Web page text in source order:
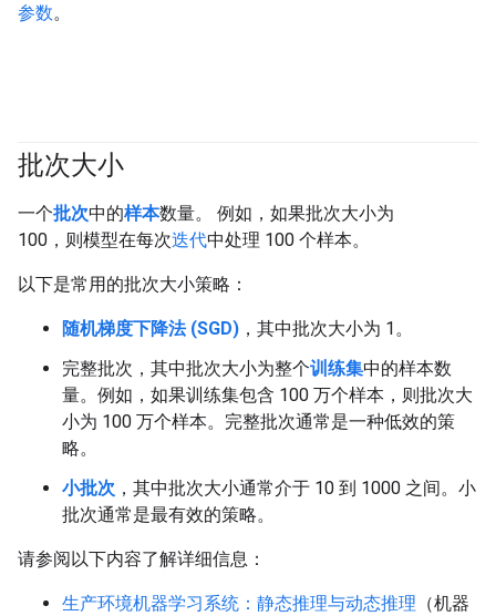
参数。
批次大小
一个批次中的样本数量。 例如，如果批次大小为
100，则模型在每次迭代中处理 100 个样本。
以下是常用的批次大小策略：
随机梯度下降法 (SGD) ，其中批次大小为 1。
完整批次，其中批次大小为整个训练集中的样本数
量。例如，如果训练集包含 100 万个样本，则批次大
小为 100 万个样本。完整批次通常是一种低效的策
略。
小批次 ，其中批次大小通常介于 10 到 1000 之间。小
批次通常是最有效的策略。
请参阅以下内容了解详细信息：
生产环境机器学习系统：静态推理与动态推理 （机器